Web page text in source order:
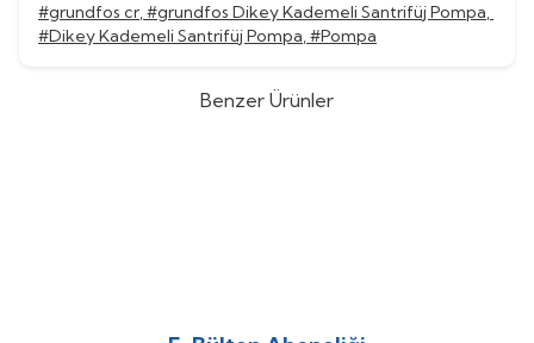
#grundfos cr,#grundfos Dikey Kademeli Santrifüj Pompa,
#Dikey Kademeli Santrifüj Pompa,#Pompa
Benzer Ürünler